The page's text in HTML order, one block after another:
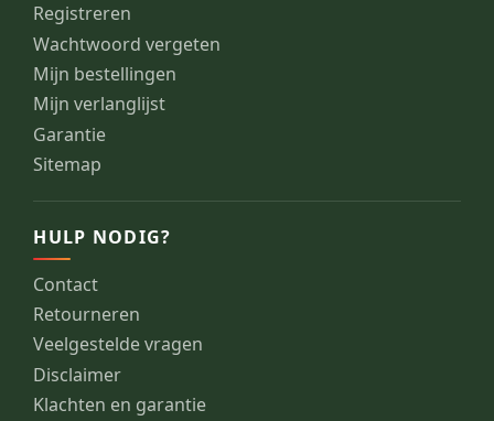
Registreren
Wachtwoord vergeten
Mijn bestellingen
Mijn verlanglijst
Garantie
Sitemap
HULP NODIG?
Contact
Retourneren
Veelgestelde vragen
Disclaimer
Klachten en garantie